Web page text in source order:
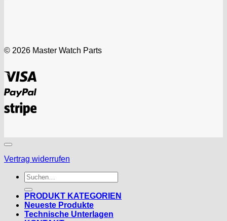
© 2026 Master Watch Parts
PayPal
Stripe
Vertrag widerrufen
Suchen
nach:
PRODUKT KATEGORIEN
Neueste Produkte
Technische Unterlagen